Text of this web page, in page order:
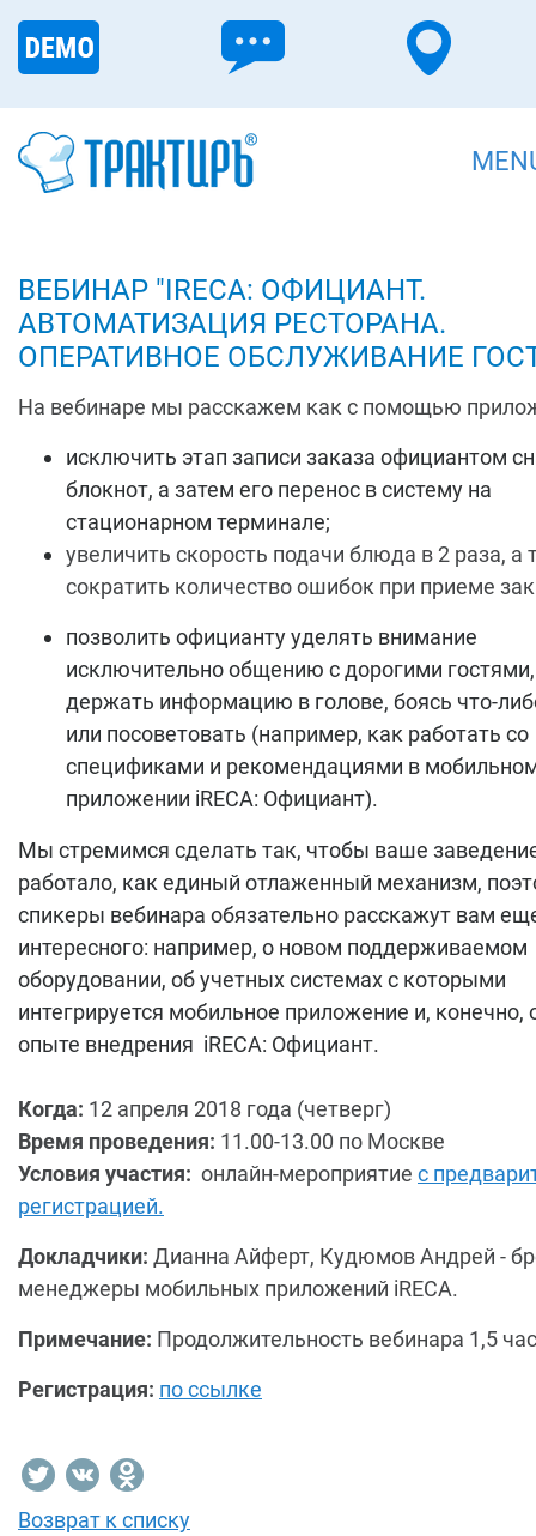
ВЕБИНАР "IRECA: ОФИЦИАНТ.
АВТОМАТИЗАЦИЯ РЕСТОРАНА.
ОПЕРАТИВНОЕ ОБСЛУЖИВАНИЕ
На вебинаре мы расскажем как с помощью
исключить этап записи заказа официантом
блокнот, а затем его перенос в систему на
стационарном терминале;
увеличить скорость подачи блюда в 2 раза, а
сократить количество ошибок при приеме
позволить официанту уделять внимание
исключительно общению с дорогими
держать информацию в голове, боясь что-
или посоветовать (например, как работать со
спецификами и рекомендациями в
приложении iRECA: Официант).
Мы стремимся сделать так, чтобы ваше
работало, как единый отлаженный механизм,
спикеры вебинара обязательно расскажут вам
интересного: например, о новом поддерживаемом
оборудовании, об учетных системах с которыми
интегрируется мобильное приложение и, конечно,
опыте внедрения iRECA: Официант.
Когда: 12 апреля 2018 года (четверг)
Время проведения: 11.00-13.00 по Москве
Условия участия: онлайн-мероприятие с
регистрацией.
Докладчики: Дианна Айферт, Кудюмов Андрей -
менеджеры мобильных приложений iRECA.
Примечание: Продолжительность вебинара 1,5
Регистрация: по ссылке
Возврат к списку